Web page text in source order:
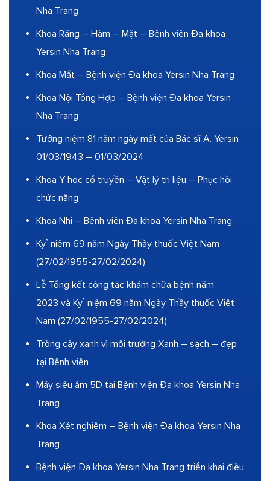
Nha Trang
Khoa Răng – Hàm – Mặt – Bệnh viện Đa khoa
Yersin Nha Trang
Khoa Mắt – Bệnh viện Đa khoa Yersin Nha Trang
Khoa Nội Tổng Hợp – Bệnh viện Đa khoa Yersin
Nha Trang
Tưởng niệm 81 năm ngày mất của Bác sĩ A. Yersin
01/03/1943 – 01/03/2024
Khoa Y học cổ truyền – Vật lý trị liệu – Phục hồi
chức năng
Khoa Nhi – Bệnh viện Đa khoa Yersin Nha Trang
Kỷ niệm 69 năm Ngày Thầy thuốc Việt Nam
(27/02/1955-27/02/2024)
Lễ Tổng kết công tác khám chữa bệnh năm
2023 và Kỷ niệm 69 năm Ngày Thầy thuốc Việt
Nam (27/02/1955-27/02/2024)
Trồng cây xanh vì môi trường Xanh – sạch – đẹp
tại Bệnh viện
Máy siêu âm 5D tại Bệnh viện Đa khoa Yersin Nha
Trang
Khoa Xét nghiệm – Bệnh viện Đa khoa Yersin Nha
Trang
Bệnh viện Đa khoa Yersin Nha Trang triển khai điều